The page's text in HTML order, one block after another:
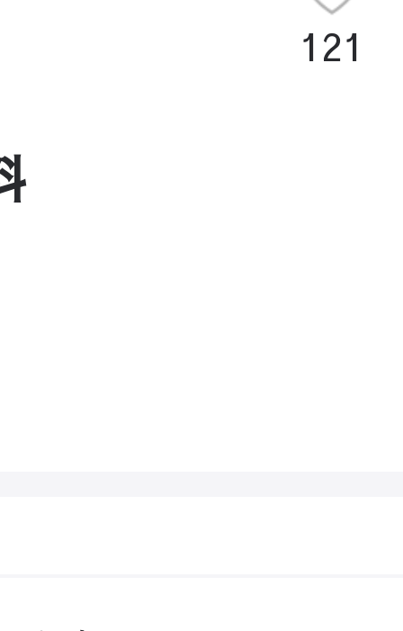
121